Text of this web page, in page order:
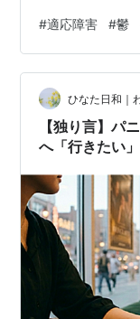
を張っていまし
と、心身ともに
ヶ月ほどは、口
何度も目が覚め
まう日もありま
くない」 「食べ
#適応障害 #鬱
ひなた日和｜
【独り言】パ
へ「行きたい